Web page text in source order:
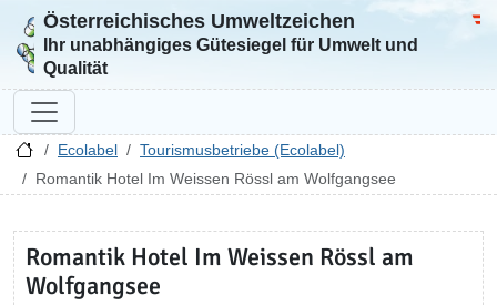
Zur Startseite
Österreichisches Umweltzeichen
Ihr unabhängiges Gütesiegel für Umwelt und
Qualität
Ecolabel
Tourismusbetriebe (Ecolabel)
Romantik Hotel Im Weissen Rössl am Wolfgangsee
Romantik Hotel Im Weissen Rössl am
Wolfgangsee